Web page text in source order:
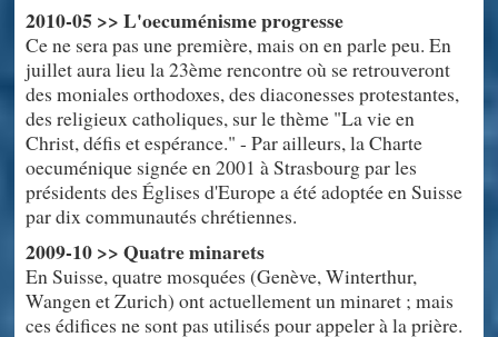
2010-05 >> L'oecuménisme progresse
Ce ne sera pas une première, mais on en parle peu. En
juillet aura lieu la 23ème rencontre où se retrouveront
des moniales orthodoxes, des diaconesses protestantes,
des religieux catholiques, sur le thème "La vie en
Christ, défis et espérance." - Par ailleurs, la Charte
oecuménique signée en 2001 à Strasbourg par les
présidents des Églises d'Europe a été adoptée en Suisse
par dix communautés chrétiennes.
2009-10 >> Quatre minarets
En Suisse, quatre mosquées (Genève, Winterthur,
Wangen et Zurich) ont actuellement un minaret ; mais
ces édifices ne sont pas utilisés pour appeler à la prière.